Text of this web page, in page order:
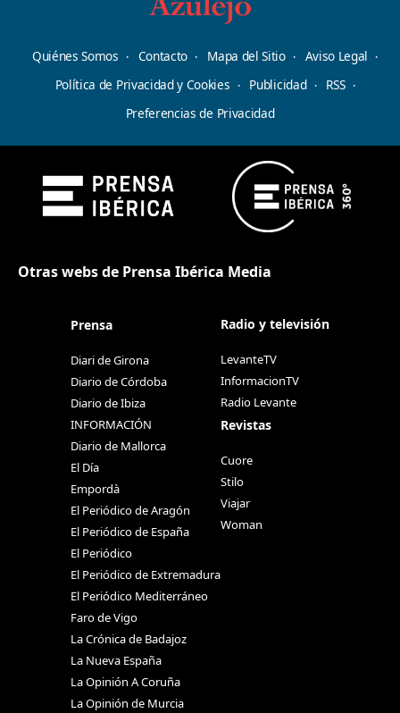
Quiénes Somos Contacto Mapa del Sitio
Aviso Legal
Política de Privacidad y Cookies
Publicidad
RSS
Preferencias de Privacidad
Otras webs de Prensa Ibérica Media
Prensa
Diari de Girona
Diario de Córdoba
Diario de Ibiza
INFORMACIÓN
Diario de Mallorca
El Día
Empordà
El Periódico de Aragón
El Periódico de España
El Periódico
El Periódico de Extremadura
El Periódico Mediterráneo
Faro de Vigo
La Crónica de Badajoz
La Nueva España
La Opinión A Coruña
La Opinión de Murcia
Radio y televisión
LevanteTV
InformacionTV
Radio Levante
Revistas
Cuore
Stilo
Viajar
Woman